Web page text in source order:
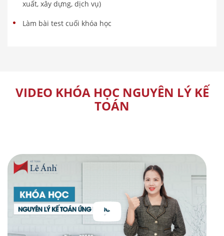
xuất, xây dựng, dịch vụ)
Làm bài test cuối khóa học
VIDEO KHÓA HỌC NGUYÊN LÝ KẾ
TOÁN